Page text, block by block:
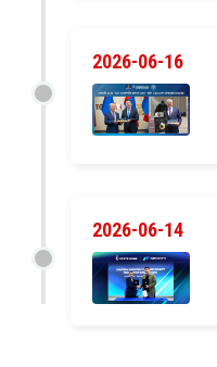
2026-06-16
2026-06-14